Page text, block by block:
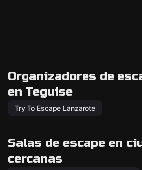
Organizadores de
en Teguise
Try To Escape Lanzarote
Salas de escape en
cercanas